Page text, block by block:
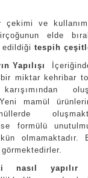
çekimi ve
elde
tespih
Yapılışı
miktar kehribar
karışımından
mamül
formülü
nasıl yapılır